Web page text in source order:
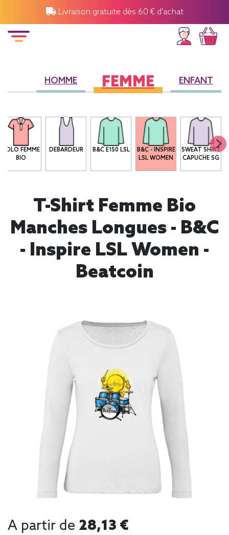
Livraison gratuite dès 60 € d'achat
HOMME FEMME ENFANT
POLO FEMME
BIO
DEBARDEUR B&C E150 LSL
B&C - INSPIRE
LSL WOMEN
SWEAT SHIRT
CAPUCHE SG
T-Shirt Femme Bio
Manches Longues - B&C
- Inspire LSL Women -
Beatcoin
A partir de 28,13 €